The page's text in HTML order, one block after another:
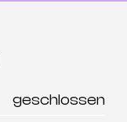
geschlossen